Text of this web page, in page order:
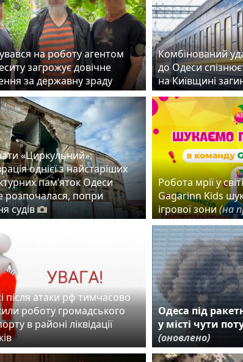
на роботу агентом
загрожує довічне
за державну зраду
Комбінований
до Одеси
на Київщині
«Циркульний»:
однієї з найстаріших
пам’яток Одеси
розпочалася, попри
судів
Робота мрії у
Gagarinn Kids
ігрової зони(на
після атаки рф тимчасово
роботу громадського
в районі ліквідації
Одеса під
у місті чути
(оновлено)